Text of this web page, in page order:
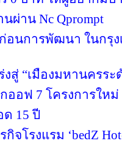
ผ่าน Nc Qprompt
อนการพัฒนา ในกรุ
สู่ “เมืองมหานครร
ออฟ 7 โครงการให
15 ปี
จโรงแรม ‘bedZ